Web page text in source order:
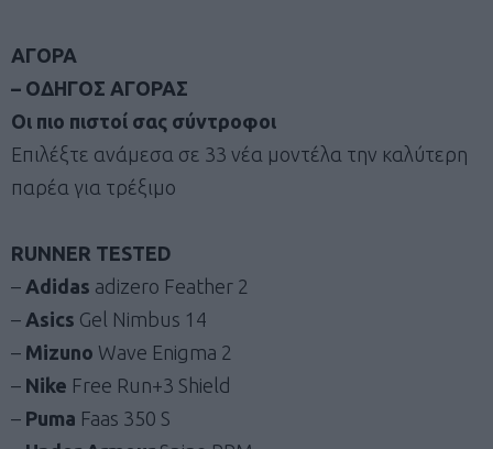
ΑΓΟΡΑ
– ΟΔΗΓΟΣ ΑΓΟΡΑΣ
Οι πιο πιστοί σας σύντροφοι
Επιλέξτε ανάμεσα σε 33 νέα μοντέλα την καλύτερη
παρέα για τρέξιμο
RUNNER TESTED
– Adidas adizero Feather 2
– Asics Gel Nimbus 14
– Mizuno Wave Enigma 2
– Nike Free Run+3 Shield
– Puma Faas 350 S